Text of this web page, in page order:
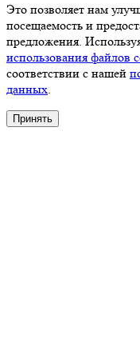
Это позволяет нам
посещаемость и
предложения.
использования файлов
соответствии с нашей
данных
Принять